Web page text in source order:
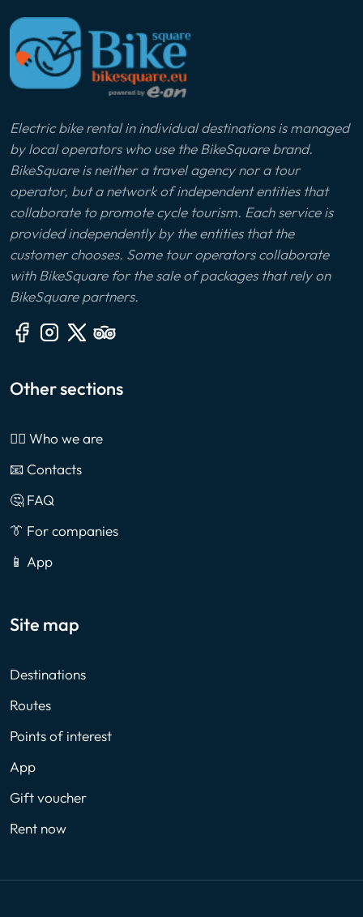
Electric bike rental in individual destinations is managed
by local operators who use the BikeSquare brand.
BikeSquare is neither a travel agency nor a tour
operator, but a network of independent entities that
collaborate to promote cycle tourism. Each service is
provided independently by the entities that the
customer chooses. Some tour operators collaborate
with BikeSquare for the sale of packages that rely on
BikeSquare partners.
Other sections
🙎‍♂️ Who we are
📧 Contacts
🤔 FAQ
👔 For companies
📱 App
Site map
Destinations
Routes
Points of interest
App
Gift voucher
Rent now